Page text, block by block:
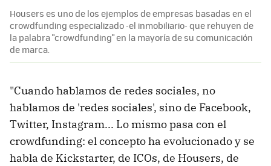
Housers es uno de los ejemplos de empresas basadas en el
crowdfunding especializado -el inmobiliario- que rehuyen de
la palabra "crowdfunding" en la mayoría de su comunicación
de marca.
"Cuando hablamos de redes sociales, no
hablamos de 'redes sociales', sino de Facebook,
Twitter, Instagram... Lo mismo pasa con el
crowdfunding: el concepto ha evolucionado y se
habla de Kickstarter, de ICOs, de Housers, de